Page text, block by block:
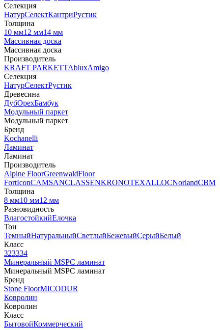
Селекция
НатурСелектКантриРустик
Толщина
10 мм12 мм14 мм
Массивная доска
Массивная доска
Производитель
KRAFT PARKETTAbluxAmigo
Селекция
НатурСелектРустик
Древесина
ДубОрехБамбук
Модульный паркет
Модульный паркет
Бренд
Kochanelli
Ламинат
Ламинат
Производитель
Alpine FloorGreenwaldFloor
FortIconCAMSANCLASSENKRONOTEXALLOCNorlandCBM
Толщина
8 мм10 мм12 мм
Разновидность
ВлагостойкийЕлочка
Тон
ТемныйНатуральныйСветлыйБежевыйСерыйБелый
Класс
323334
Минеральный MSPC ламинат
Минеральный MSPC ламинат
Бренд
Stone FloorMICODUR
Ковролин
Ковролин
Класс
БытовойКоммерческий